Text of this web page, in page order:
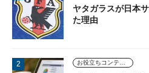
ヤタガラスが日本
た理由
お役立ちコンテンツ